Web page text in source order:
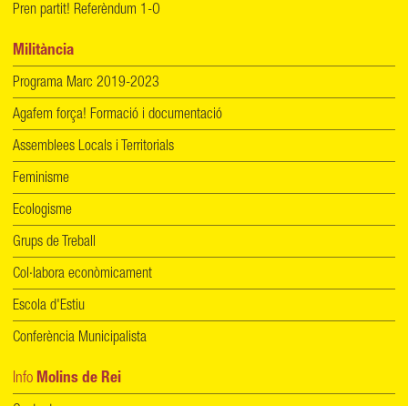
Pren partit! Referèndum 1-O
Militància
Programa Marc 2019-2023
Agafem força! Formació i documentació
Assemblees Locals i Territorials
Feminisme
Ecologisme
Grups de Treball
Col·labora econòmicament
Escola d'Estiu
Conferència Municipalista
Info Molins de Rei